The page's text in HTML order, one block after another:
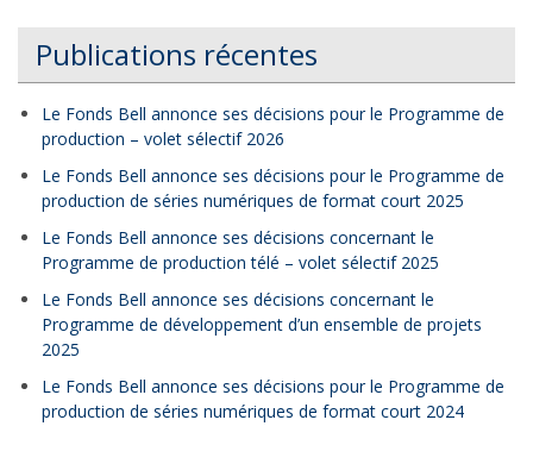
Publications récentes
Le Fonds Bell annonce ses décisions pour le Programme de
production – volet sélectif 2026
Le Fonds Bell annonce ses décisions pour le Programme de
production de séries numériques de format court 2025
Le Fonds Bell annonce ses décisions concernant le
Programme de production télé – volet sélectif 2025
Le Fonds Bell annonce ses décisions concernant le
Programme de développement d’un ensemble de projets
2025
Le Fonds Bell annonce ses décisions pour le Programme de
production de séries numériques de format court 2024